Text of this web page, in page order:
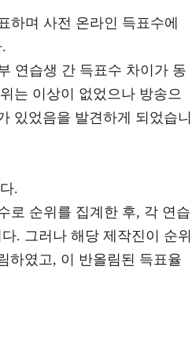
하며 사전 온라인 득표수에
연습생 간 득표수 차이가 동
는 이상이 없었으나 방송으
있었음을 발견하게 되었습니
.
로 순위를 집계한 후, 각 연습
. 그러나 해당 제작진이 순위
하였고, 이 반올림된 득표율